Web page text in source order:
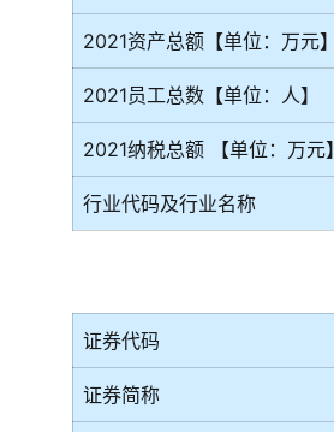
2021资产总额【单位：万元】
2021员工总数【单位：人】
2021纳税总额 【单位：万元】
行业代码及行业名称
证券代码
证券简称